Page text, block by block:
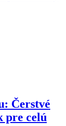
Čerstvé
pre celú